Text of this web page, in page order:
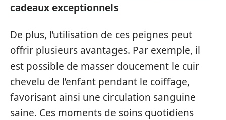
cadeaux exceptionnels
De plus, l’utilisation de ces peignes peut
offrir plusieurs avantages. Par exemple, il
est possible de masser doucement le cuir
chevelu de l’enfant pendant le coiffage,
favorisant ainsi une circulation sanguine
saine. Ces moments de soins quotidiens